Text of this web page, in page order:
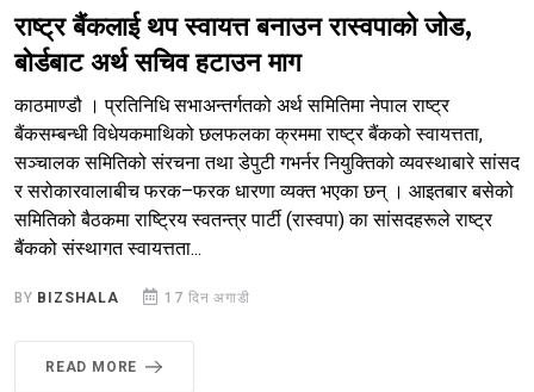
राष्ट्र बैंकलाई थप स्वायत्त बनाउन रास्वपाको जोड,
बोर्डबाट अर्थ सचिव हटाउन माग
काठमाण्डौ । प्रतिनिधि सभाअन्तर्गतको अर्थ समितिमा नेपाल राष्ट्र
बैंकसम्बन्धी विधेयकमाथिको छलफलका क्रममा राष्ट्र बैंकको स्वायत्तता,
सञ्चालक समितिको संरचना तथा डेपुटी गभर्नर नियुक्तिको व्यवस्थाबारे सांसद
र सरोकारवालाबीच फरक–फरक धारणा व्यक्त भएका छन् । आइतबार बसेको
समितिको बैठकमा राष्ट्रिय स्वतन्त्र पार्टी (रास्वपा) का सांसदहरूले राष्ट्र
बैंकको संस्थागत स्वायत्तता...
BY BIZSHALA 17 दिन अगाडी
READ MORE